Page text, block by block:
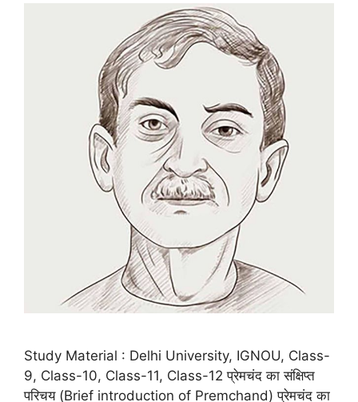
Study Material : Delhi University, IGNOU, Class-
9, Class-10, Class-11, Class-12 प्रेमचंद का संक्षिप्त
परिचय (Brief introduction of Premchand) प्रेमचंद का